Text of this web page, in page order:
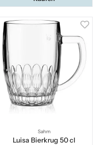
Sahm
Luisa Bierkrug 50 cl